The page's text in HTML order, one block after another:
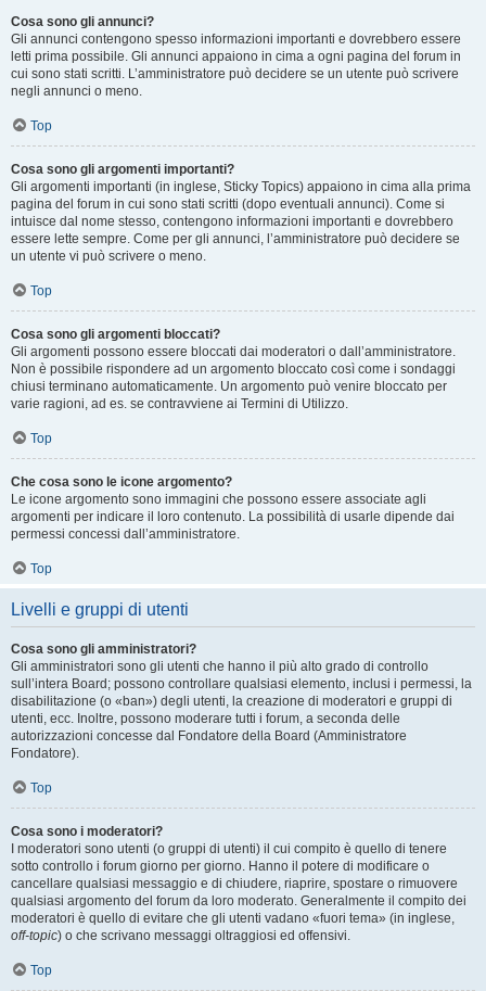
Cosa sono gli annunci?
Gli annunci contengono spesso informazioni importanti e dovrebbero essere
letti prima possibile. Gli annunci appaiono in cima a ogni pagina del forum in
cui sono stati scritti. L’amministratore può decidere se un utente può scrivere
negli annunci o meno.
Top
Cosa sono gli argomenti importanti?
Gli argomenti importanti (in inglese, Sticky Topics) appaiono in cima alla prima
pagina del forum in cui sono stati scritti (dopo eventuali annunci). Come si
intuisce dal nome stesso, contengono informazioni importanti e dovrebbero
essere lette sempre. Come per gli annunci, l’amministratore può decidere se
un utente vi può scrivere o meno.
Top
Cosa sono gli argomenti bloccati?
Gli argomenti possono essere bloccati dai moderatori o dall’amministratore.
Non è possibile rispondere ad un argomento bloccato così come i sondaggi
chiusi terminano automaticamente. Un argomento può venire bloccato per
varie ragioni, ad es. se contravviene ai Termini di Utilizzo.
Top
Che cosa sono le icone argomento?
Le icone argomento sono immagini che possono essere associate agli
argomenti per indicare il loro contenuto. La possibilità di usarle dipende dai
permessi concessi dall’amministratore.
Top
Livelli e gruppi di utenti
Cosa sono gli amministratori?
Gli amministratori sono gli utenti che hanno il più alto grado di controllo
sull’intera Board; possono controllare qualsiasi elemento, inclusi i permessi, la
disabilitazione (o «ban») degli utenti, la creazione di moderatori e gruppi di
utenti, ecc. Inoltre, possono moderare tutti i forum, a seconda delle
autorizzazioni concesse dal Fondatore della Board (Amministratore
Fondatore).
Top
Cosa sono i moderatori?
I moderatori sono utenti (o gruppi di utenti) il cui compito è quello di tenere
sotto controllo i forum giorno per giorno. Hanno il potere di modificare o
cancellare qualsiasi messaggio e di chiudere, riaprire, spostare o rimuovere
qualsiasi argomento del forum da loro moderato. Generalmente il compito dei
moderatori è quello di evitare che gli utenti vadano «fuori tema» (in inglese,
off-topic) o che scrivano messaggi oltraggiosi ed offensivi.
Top